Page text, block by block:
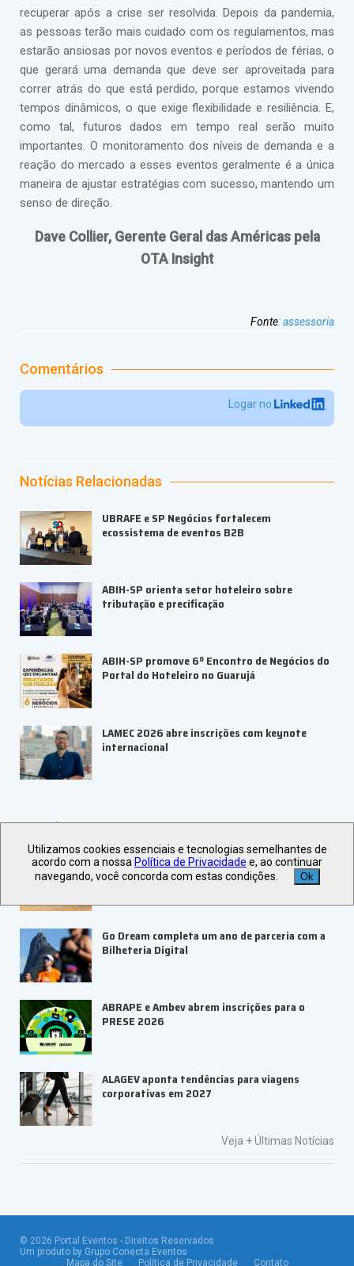
recuperar após a crise ser resolvida. Depois da pandemia,
as pessoas terão mais cuidado com os regulamentos, mas
estarão ansiosas por novos eventos e períodos de férias, o
que gerará uma demanda que deve ser aproveitada para
correr atrás do que está perdido, porque estamos vivendo
tempos dinâmicos, o que exige flexibilidade e resiliência. E,
como tal, futuros dados em tempo real serão muito
importantes. O monitoramento dos níveis de demanda e a
reação do mercado a esses eventos geralmente é a única
maneira de ajustar estratégias com sucesso, mantendo um
senso de direção.
Dave Collier, Gerente Geral das Américas pela
OTA Insight
Fonte:assessoria
Comentários
Logar no
Notícias Relacionadas
UBRAFE e SP Negócios fortalecem
ecossistema de eventos B2B
ABIH-SP orienta setor hoteleiro sobre
tributação e precificação
ABIH-SP promove 6º Encontro de Negócios do
Portal do Hoteleiro no Guarujá
LAMEC 2026 abre inscrições com keynote
internacional
+ Notícias
Recanto Cataratas inaugura Centro de
Eventos e Convenções Maestra
Go Dream completa um ano de parceria com a
Bilheteria Digital
ABRAPE e Ambev abrem inscrições para o
PRESE 2026
ALAGEV aponta tendências para viagens
corporativas em 2027
Veja +Últimas Notícias
© 2026 Portal Eventos - Direitos Reservados
Um produto by Grupo Conecta Eventos
Mapa do Site
Política de Privacidade Contato
Utilizamos cookies essenciais e tecnologias semelhantes de
acordo com a nossa Política de Privacidade e, ao continuar
navegando, você concorda com estas condições.
Ok